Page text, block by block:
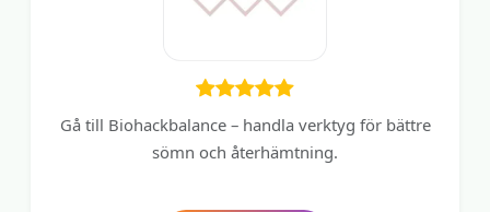
Gå till Biohackbalance – handla verktyg för bättre
sömn och återhämtning.